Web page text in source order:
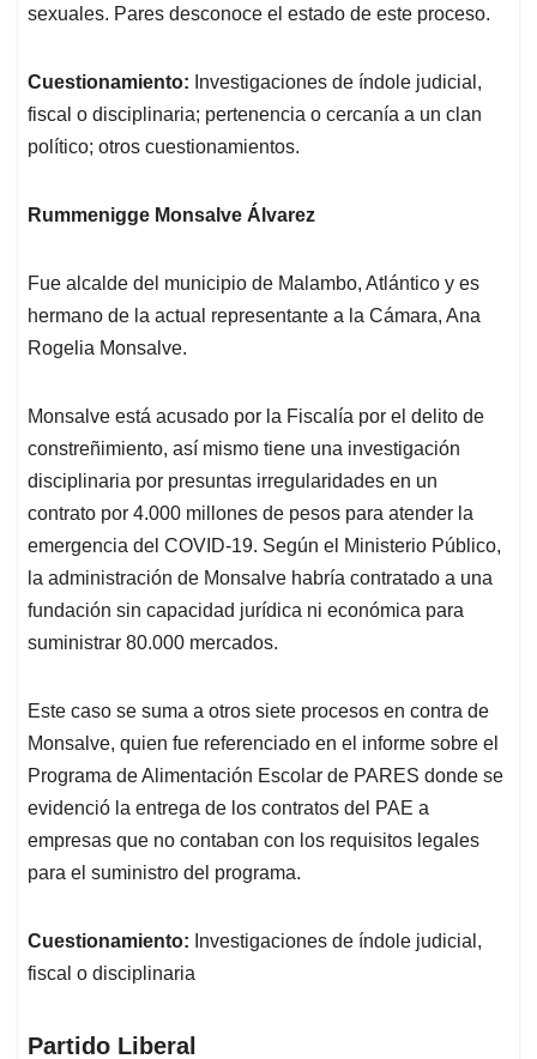
sexuales. Pares desconoce el estado de este proceso.
Cuestionamiento: Investigaciones de índole judicial,
fiscal o disciplinaria; pertenencia o cercanía a un clan
político; otros cuestionamientos.
Rummenigge Monsalve Álvarez
Fue alcalde del municipio de Malambo, Atlántico y es
hermano de la actual representante a la Cámara, Ana
Rogelia Monsalve.
Monsalve está acusado por la Fiscalía por el delito de
constreñimiento, así mismo tiene una investigación
disciplinaria por presuntas irregularidades en un
contrato por 4.000 millones de pesos para atender la
emergencia del COVID-19. Según el Ministerio Público,
la administración de Monsalve habría contratado a una
fundación sin capacidad jurídica ni económica para
suministrar 80.000 mercados.
Este caso se suma a otros siete procesos en contra de
Monsalve, quien fue referenciado en el informe sobre el
Programa de Alimentación Escolar de PARES donde se
evidenció la entrega de los contratos del PAE a
empresas que no contaban con los requisitos legales
para el suministro del programa.
Cuestionamiento: Investigaciones de índole judicial,
fiscal o disciplinaria
Partido Liberal